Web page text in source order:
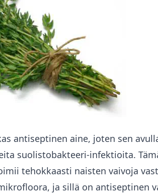
antiseptinen aine, joten sen
suolistobakteeri-infektioita.
tehokkaasti naisten vaivoja
ja sillä on antiseptinen